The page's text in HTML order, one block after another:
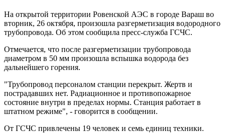
На открытой территории Ровенской АЭС в городе Вараш во
вторник, 26 октября, произошла разгерметизация водородного
трубопровода. Об этом сообщила пресс-служба ГСЧС.
Отмечается, что после разгерметизации трубопровода
диаметром в 50 мм произошла вспышка водорода без
дальнейшего горения.
"Трубопровод персоналом станции перекрыт. Жертв и
пострадавших нет. Радиационное и противопожарное
состояние внутри в пределах нормы. Станция работает в
штатном режиме", - говорится в сообщении.
От ГСЧС привлечены 19 человек и семь единиц техники.